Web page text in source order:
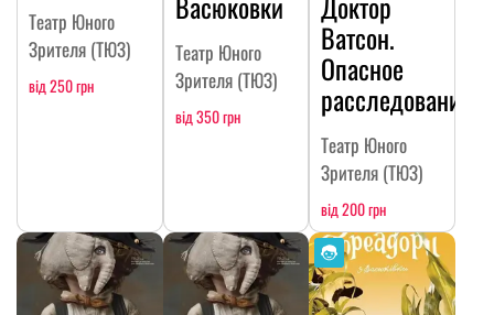
Театр Юного
Зрителя (ТЮЗ)
від 250 грн
Театр Юного
Зрителя (ТЮЗ)
від 350 грн
Ватсон.
Опасное
расследование
Театр Юного
Зрителя (ТЮЗ)
від 200 грн